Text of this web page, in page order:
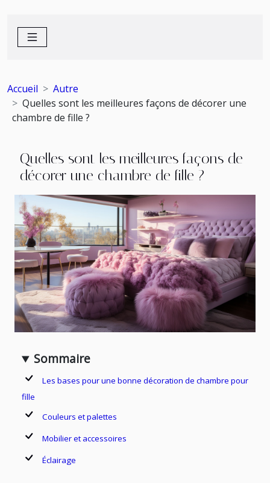
Accueil
Autre
Quelles sont les meilleures façons de décorer une
chambre de fille ?
Quelles sont les meilleures façons de
décorer une chambre de fille ?
Sommaire
Les bases pour une bonne décoration de chambre pour
fille
Couleurs et palettes
Mobilier et accessoires
Éclairage